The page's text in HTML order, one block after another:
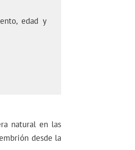
edad y
natural en las
desde la